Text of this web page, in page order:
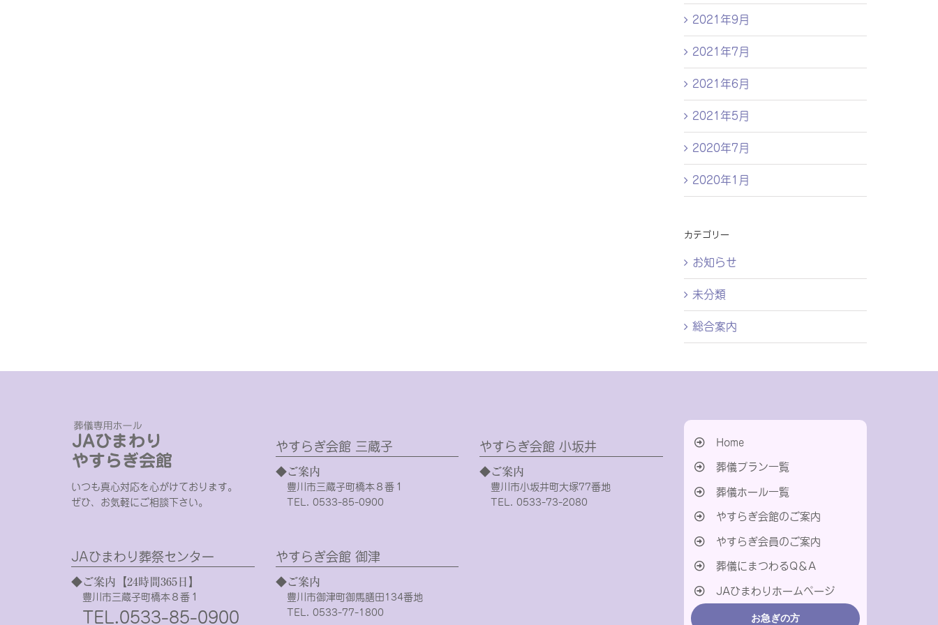
2021年9月
2021年7月
2021年6月
2021年5月
2020年7月
2020年1月
カテゴリー
お知らせ
未分類
総合案内
いつも真心対応を心がけております。
ぜひ、お気軽にご相談下さい。
JAひまわり葬祭センター
◆ご案内【24時間365日】
豊川市三蔵子町橋本８番１
TEL.0533-85-0900
やすらぎ会館 三蔵子
◆ご案内
豊川市三蔵子町橋本８番１
TEL. 0533-85-0900
やすらぎ会館 御津
◆ご案内
豊川市御津町御馬膳田134番地
TEL. 0533-77-1800
やすらぎ会館 小坂井
◆ご案内
豊川市小坂井町大塚77番地
TEL. 0533-73-2080
Home
葬儀プラン一覧
葬儀ホール一覧
やすらぎ会館のご案内
やすらぎ会員のご案内
葬儀にまつわるQ＆A
JAひまわりホームページ
お急ぎの方